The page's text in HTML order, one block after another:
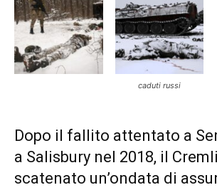
caduti russi
Dopo il fallito attentato a
a Salisbury nel 2018, il
scatenato un’ondata di